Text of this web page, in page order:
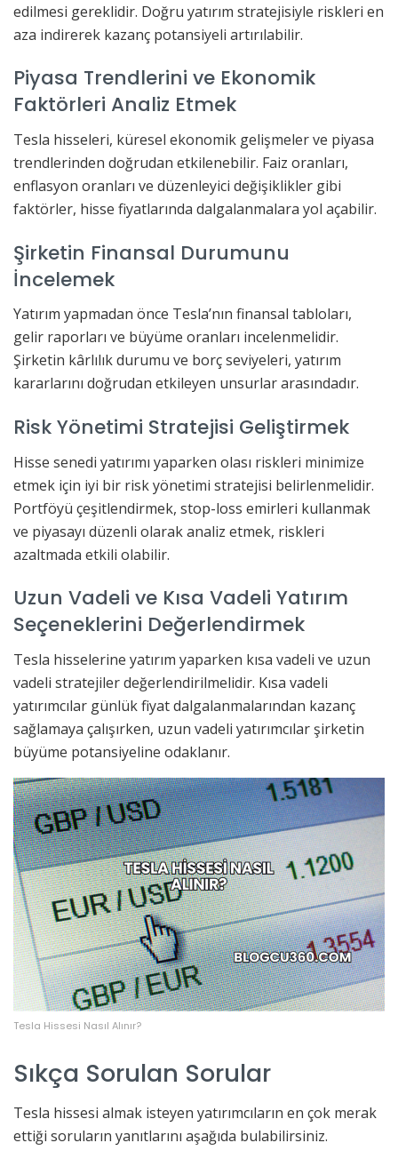
edilmesi gereklidir. Doğru yatırım stratejisiyle riskleri en
aza indirerek kazanç potansiyeli artırılabilir.
Piyasa Trendlerini ve Ekonomik
Faktörleri Analiz Etmek
Tesla hisseleri, küresel ekonomik gelişmeler ve piyasa
trendlerinden doğrudan etkilenebilir. Faiz oranları,
enflasyon oranları ve düzenleyici değişiklikler gibi
faktörler, hisse fiyatlarında dalgalanmalara yol açabilir.
Şirketin Finansal Durumunu
İncelemek
Yatırım yapmadan önce Tesla’nın finansal tabloları,
gelir raporları ve büyüme oranları incelenmelidir.
Şirketin kârlılık durumu ve borç seviyeleri, yatırım
kararlarını doğrudan etkileyen unsurlar arasındadır.
Risk Yönetimi Stratejisi Geliştirmek
Hisse senedi yatırımı yaparken olası riskleri minimize
etmek için iyi bir risk yönetimi stratejisi belirlenmelidir.
Portföyü çeşitlendirmek, stop-loss emirleri kullanmak
ve piyasayı düzenli olarak analiz etmek, riskleri
azaltmada etkili olabilir.
Uzun Vadeli ve Kısa Vadeli Yatırım
Seçeneklerini Değerlendirmek
Tesla hisselerine yatırım yaparken kısa vadeli ve uzun
vadeli stratejiler değerlendirilmelidir. Kısa vadeli
yatırımcılar günlük fiyat dalgalanmalarından kazanç
sağlamaya çalışırken, uzun vadeli yatırımcılar şirketin
büyüme potansiyeline odaklanır.
Tesla Hissesi Nasıl Alınır?
Sıkça Sorulan Sorular
Tesla hissesi almak isteyen yatırımcıların en çok merak
ettiği soruların yanıtlarını aşağıda bulabilirsiniz.